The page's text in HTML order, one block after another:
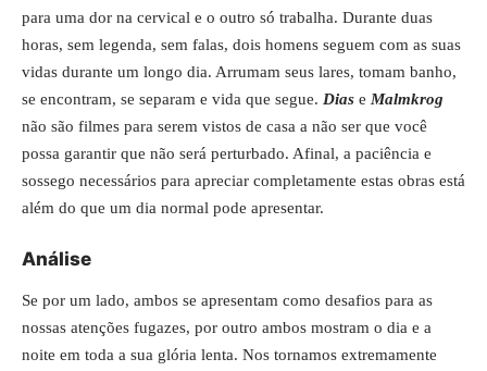
para uma dor na cervical e o outro só trabalha. Durante duas
horas, sem legenda, sem falas, dois homens seguem com as suas
vidas durante um longo dia. Arrumam seus lares, tomam banho,
se encontram, se separam e vida que segue. Dias e Malmkrog
não são filmes para serem vistos de casa a não ser que você
possa garantir que não será perturbado. Afinal, a paciência e
sossego necessários para apreciar completamente estas obras está
além do que um dia normal pode apresentar.
Análise
Se por um lado, ambos se apresentam como desafios para as
nossas atenções fugazes, por outro ambos mostram o dia e a
noite em toda a sua glória lenta. Nos tornamos extremamente